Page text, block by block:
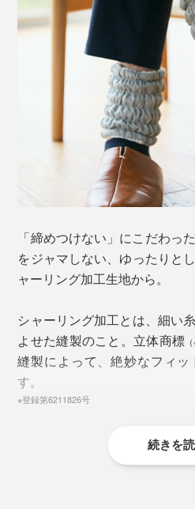
丈は、就寝時にも使いやす
足首に着けると、体温で温
（＝鉱物が溜め込んだ熱を肌
いる間中、人肌の温かさで、
「締めつけない」にこだわっ
をジャマしない、ゆったりと
ャーリング加工生地から。
シャーリング加工とは、細い
よせた縫製のこと。立体商標
縫製によって、絶妙なフィ
す。
※登録第6211826号
続きを